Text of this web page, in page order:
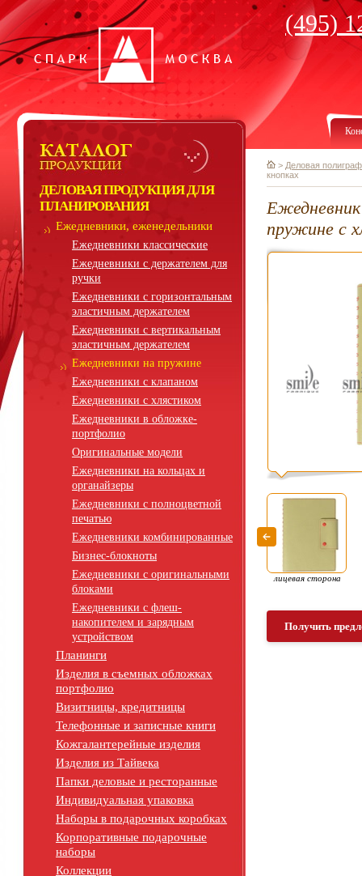
(495)
ДЕЛОВАЯ ПРОДУКЦИЯ ДЛЯ
ПЛАНИРОВАНИЯ
Ежедневники, еженедельники
Ежедневники классические
Ежедневники с держателем для
ручки
Ежедневники с горизонтальным
эластичным держателем
Ежедневники с вертикальным
эластичным держателем
Ежедневники на пружине
Ежедневники с клапаном
Ежедневники с хлястиком
Ежедневники в обложке-
портфолио
Оригинальные модели
Ежедневники на кольцах и
органайзеры
Ежедневники с полноцветной
печатью
Ежедневники комбинированные
Бизнес-блокноты
Ежедневники с оригинальными
блоками
Ежедневники с флеш-
накопителем и зарядным
устройством
Планинги
Изделия в съемных обложках
портфолио
Визитницы, кредитницы
Телефонные и записные книги
Кожгалантерейные изделия
Изделия из Тайвека
Папки деловые и ресторанные
Индивидуальная упаковка
Наборы в подарочных коробках
Корпоративные подарочные
наборы
Коллекции
> Деловая
кнопках
пружине с
лицевая сторона
Получить